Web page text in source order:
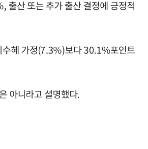
출산 또는 추가 출산 결정에 긍정적
혜 가정(7.3%)보다 30.1%포인트
아니라고 설명했다.